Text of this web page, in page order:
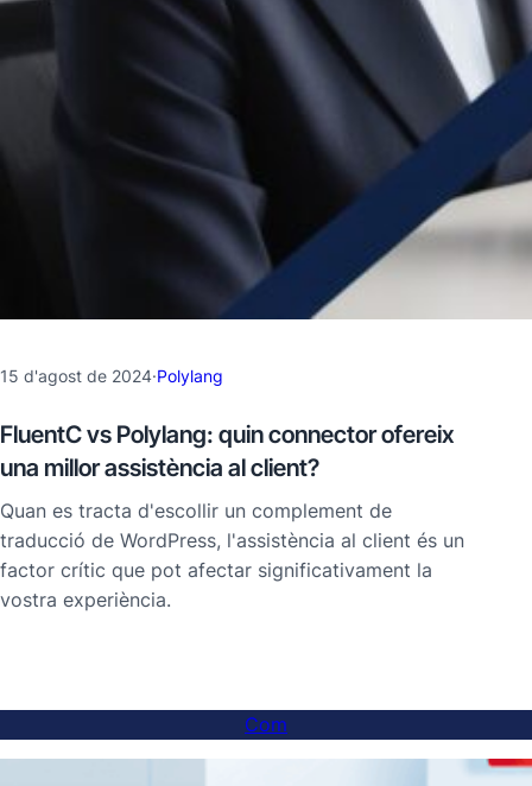
15 d'agost de 2024·Polylang
FluentC vs Polylang: quin connector ofereix
una millor assistència al client?
Quan es tracta d'escollir un complement de
traducció de WordPress, l'assistència al client és un
factor crític que pot afectar significativament la
vostra experiència.
Com